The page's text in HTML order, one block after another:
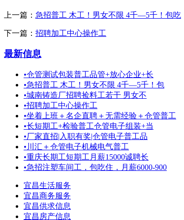
上一篇： 急招普工 木工！男女不限 4千—5千！包吃
下一篇： 招聘加工中心操作工
最新信息
•仓管测试包装普工品管+放心企业+长
•急招普工 木工！男女不限 4千—5千！包
•城南铸造厂招聘捡料工若干 男女不
•招聘加工中心操作工
•坐着上班＋名企直聘＋无需经验＋仓管普工
•长短期工+检验普工仓管电子组装+当
•厂家直招|入职有奖|仓管电子普工品
• 川汇＋仓管电子机械电气普工
•重庆长期工短期工月薪15000诚聘长
•急招注塑车间工，包吃住，月薪6000-900
宜昌生活服务
宜昌商务服务
宜昌供求信息
宜昌房产信息